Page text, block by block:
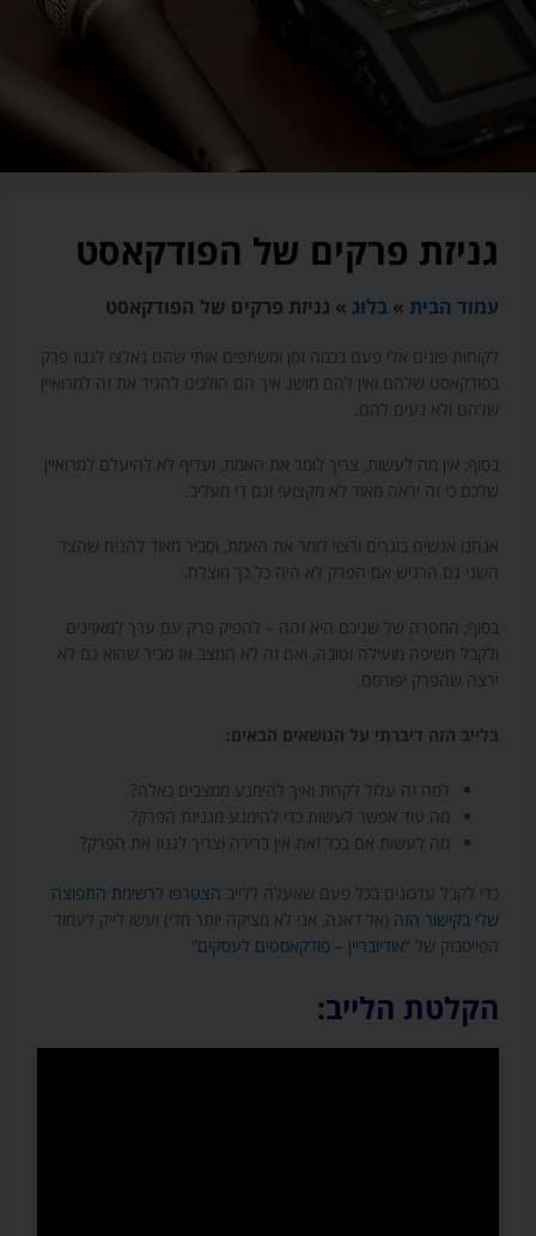
גניזת פרקים של הפודקאסט
עמוד הבית »בלוג » גניזת פרקים של הפודקאסט
לקוחות פונים אלי פעם בכמה זמן ומשתפים אותי שהם נאלצו לגנוז פרק
בפודקאסט שלהם ואין להם מושג איך הם הולכים להגיד את זה למרואיין
שלהם ולא נעים להם.
בסוף, אין מה לעשות, צריך לומר את האמת, ועדיף לא להיעלם למרואיין
שלכם כי זה יראה מאוד לא מקצועי וגם די מעליב.
אנחנו אנשים בוגרים ורצוי לומר את האמת, וסביר מאוד להניח שהצד
השני גם הרגיש אם הפרק לא היה כל כך מוצלח.
בסוף, המטרה של שניכם היא זהה – להפיק פרק עם ערך למאזינים
ולקבל חשיפה מועילה וטובה, ואם זה לא המצב אז סביר שהוא גם לא
ירצה שהפרק יפורסם.
בלייב הזה דיברתי על הנושאים הבאים:
למה זה עלול לקרות ואיך להימנע ממצבים כאלה?
מה עוד אפשר לעשות כדי להימנע מגניזת הפרק?
מה לעשות אם בכל זאת אין ברירה וצריך לגנוז את הפרק?
כדי לקבל עדכונים בכל פעם שאעלה ללייב הצטרפו לרשימת התפוצה
שלי בקישור הזה (אל דאגה, אני לא מציקה יותר מדי) ועשו לייק לעמוד
הפייסבוק של “אודיובריין – פודקאסטים לעסקים”
הקלטת הלייב: